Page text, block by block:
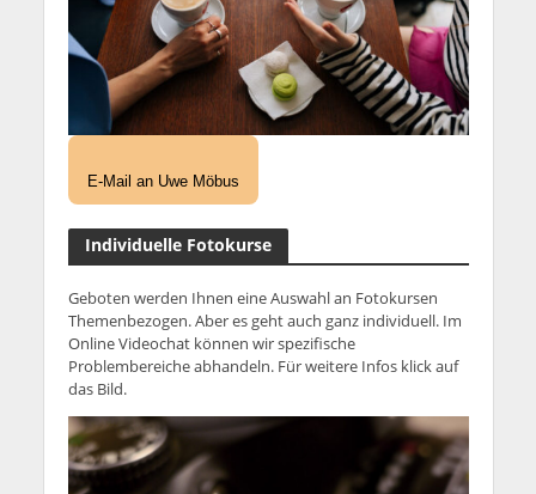
E-Mail an Uwe Möbus
Individuelle Fotokurse
Geboten werden Ihnen eine Auswahl an Fotokursen
Themenbezogen. Aber es geht auch ganz individuell. Im
Online Videochat können wir spezifische
Problembereiche abhandeln. Für weitere Infos klick auf
das Bild.